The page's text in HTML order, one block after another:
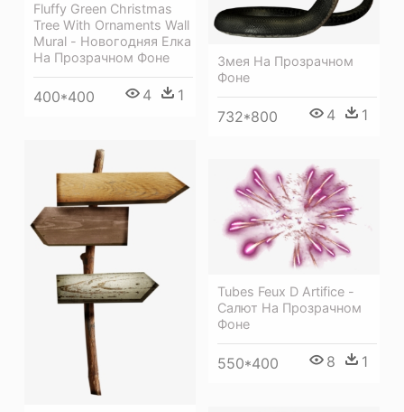
Fluffy Green Christmas
Tree With Ornaments Wall
Mural - Новогодняя Елка
На Прозрачном Фоне
400*400 4 1
Змея На Прозрачном
Фоне
732*800 4 1
Tubes Feux D Artifice -
Салют На Прозрачном
Фоне
550*400 8 1